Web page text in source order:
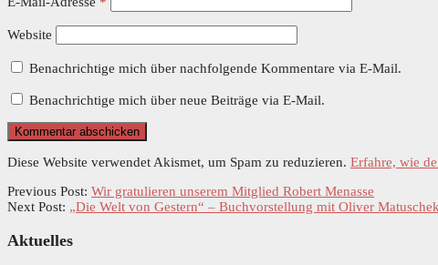
Website
Benachrichtige mich über nachfolgende Kommentare via E-Mail.
Benachrichtige mich über neue Beiträge via E-Mail.
Diese Website verwendet Akismet, um Spam zu reduzieren. Erfahre, wie
Previous Post: Wir gratulieren unserem Mitglied Robert Menasse
Next Post: „Die Welt von Gestern“ – Buchvorstellung mit Oliver
Primary
Aktuelles